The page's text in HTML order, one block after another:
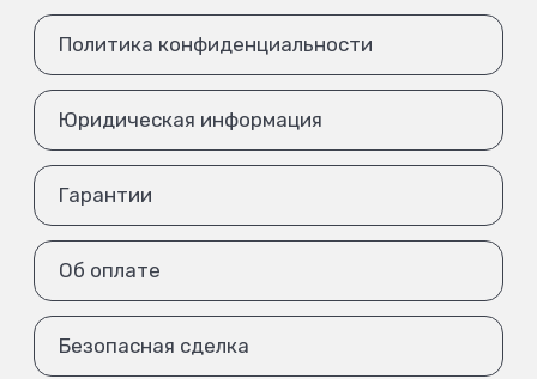
Политика конфиденциальности
Юридическая информация
Гарантии
Об оплате
Безопасная сделка